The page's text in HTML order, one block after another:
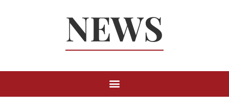
Rund um
Berchtesgaden
NEWS